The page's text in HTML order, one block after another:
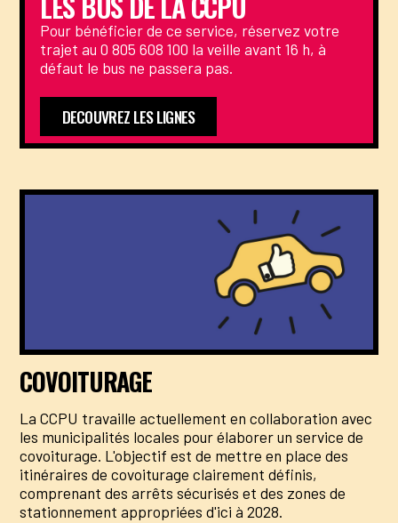
Pour bénéficier de ce service, réservez votre
trajet au 0 805 608 100 la veille avant 16 h, à
défaut le bus ne passera pas.
DECOUVREZ LES LIGNES
COVOITURAGE
La CCPU travaille actuellement en collaboration avec
les municipalités locales pour élaborer un service de
covoiturage. L'objectif est de mettre en place des
itinéraires de covoiturage clairement définis,
comprenant des arrêts sécurisés et des zones de
stationnement appropriées d'ici à 2028.